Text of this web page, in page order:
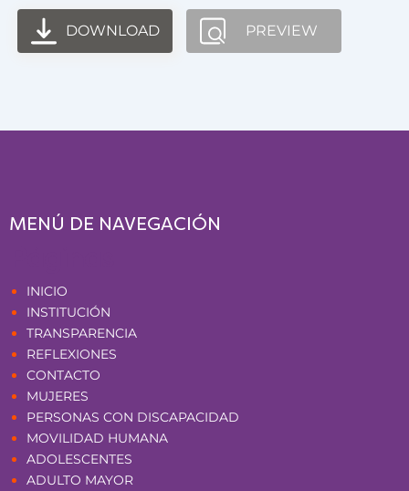
DOWNLOAD PREVIEW
MENÚ DE NAVEGACIÓN
INICIO
INSTITUCIÓN
TRANSPARENCIA
REFLEXIONES
CONTACTO
MUJERES
PERSONAS CON DISCAPACIDAD
MOVILIDAD HUMANA
ADOLESCENTES
ADULTO MAYOR